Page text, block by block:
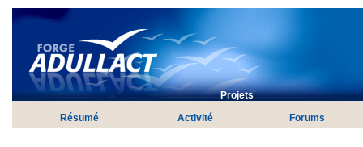
Projets
Résumé Activité Forums